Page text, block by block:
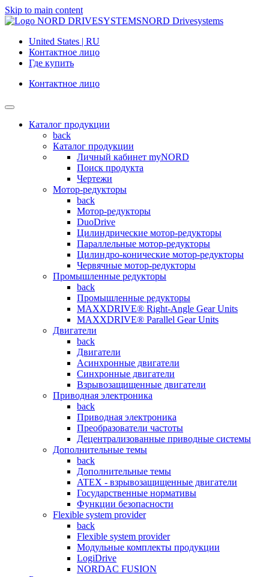
Skip to main content
NORD Drivesystems
United States | RU
Контактное лицо
Где купить
Контактное лицо
Каталог продукции
back
Каталог продукции
Личный кабинет myNORD
Поиск продукта
Чертежи
Мотор-редукторы
back
Мотор-редукторы
DuoDrive
Цилиндрические мотор-редукторы
Параллельные мотор-редукторы
Цилиндро-конические мотор-редукторы
Червячные мотор-редукторы
Промышленные редукторы
back
Промышленные редукторы
MAXXDRIVE® Right-Angle Gear Units
MAXXDRIVE® Parallel Gear Units
Двигатели
back
Двигатели
Асинхронные двигатели
Синхронные двигатели
Взрывозащищенные двигатели
Приводная электроника
back
Приводная электроника
Преобразователи частоты
Децентрализованные приводные системы
Дополнительные темы
back
Дополнительные темы
ATEX - взрывозащищенные двигатели
Государственные нормативы
Функции безопасности
Flexible system provider
back
Flexible system provider
Модульные комплекты продукции
LogiDrive
NORDAC FUSION